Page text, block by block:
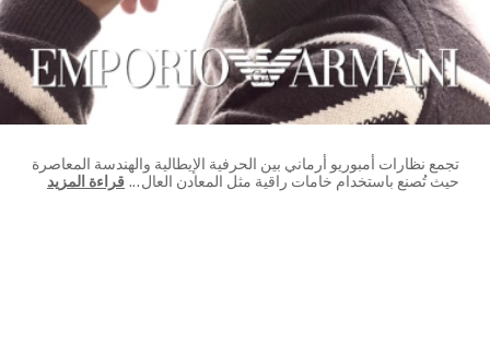
تجمع نظارات أمبوريو أرماني بين الحرفية الإيطالية والهندسة المعاصرة
حيث تُصنع باستخدام خامات راقية مثل المعادن العال... قراءة المزيد